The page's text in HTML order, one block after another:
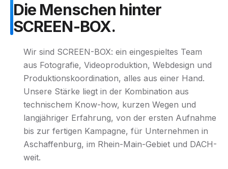
Die Menschen hinter
SCREEN-BOX.
Wir sind SCREEN-BOX: ein eingespieltes Team
aus Fotografie, Videoproduktion, Webdesign und
Produktionskoordination, alles aus einer Hand.
Unsere Stärke liegt in der Kombination aus
technischem Know-how, kurzen Wegen und
langjähriger Erfahrung, von der ersten Aufnahme
bis zur fertigen Kampagne, für Unternehmen in
Aschaffenburg, im Rhein-Main-Gebiet und DACH-
weit.